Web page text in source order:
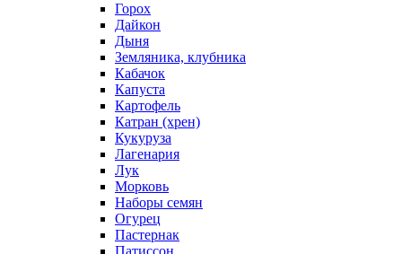
Горох
Дайкон
Дыня
Земляника, клубника
Кабачок
Капуста
Картофель
Катран (хрен)
Кукуруза
Лагенария
Лук
Морковь
Наборы семян
Огурец
Пастернак
Патиссон